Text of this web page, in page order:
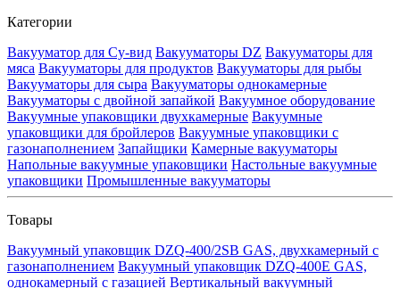
Категории
Вакууматор для Су-вид Вакууматоры DZ Вакууматоры для
мяса Вакууматоры для продуктов Вакууматоры для рыбы
Вакууматоры для сыра Вакууматоры однокамерные
Вакууматоры с двойной запайкой Вакуумное оборудование
Вакуумные упаковщики двухкамерные Вакуумные
упаковщики для бройлеров Вакуумные упаковщики с
газонаполнением Запайщики Камерные вакууматоры
Напольные вакуумные упаковщики Настольные вакуумные
упаковщики Промышленные вакууматоры
Товары
Вакуумный упаковщик DZQ-400/2SB GAS, двухкамерный с
газонаполнением Вакуумный упаковщик DZQ-400E GAS,
однокамерный с газацией Вертикальный вакуумный